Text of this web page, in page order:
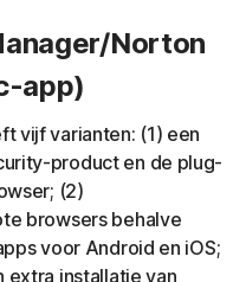
Norton
app)
vijf varianten: (1) een
product en de plug-
(2)
browsers behalve
voor Android en iOS;
extra installatie van